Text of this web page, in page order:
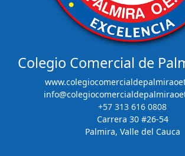
Colegio Comercial de
+57 313 616 0808
Carrera 30 #26-54
Palmira, Valle del Cauca